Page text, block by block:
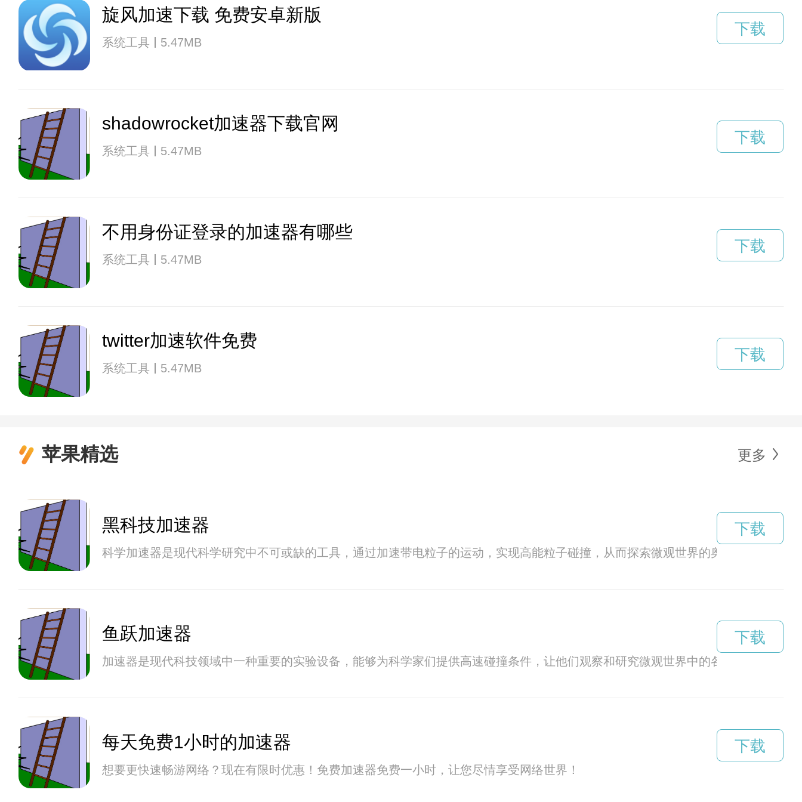
旋风加速下载 免费安卓新版
系统工具 5.47MB
下载
shadowrocket加速器下载官网
系统工具 5.47MB
下载
不用身份证登录的加速器有哪些
系统工具 5.47MB
下载
twitter加速软件免费
系统工具 5.47MB
下载
苹果精选 更多
黑科技加速器
科学加速器是现代科学研究中不可或缺的工具，通过加速带电粒子的运动，实现高能粒子碰撞，从而探索微观世界的奥秘。在研究
下载
鱼跃加速器
加速器是现代科技领域中一种重要的实验设备，能够为科学家们提供高速碰撞条件，让他们观察和研究微观世界中的各种现象。本
下载
每天免费1小时的加速器
想要更快速畅游网络？现在有限时优惠！免费加速器免费一小时，让您尽情享受网络世界！
下载